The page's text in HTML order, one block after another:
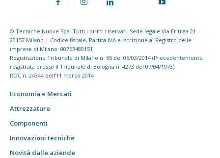
© Tecniche Nuove Spa. Tutti i diritti riservati. Sede legale Via Eritrea 21 -
20157 Milano | Codice fiscale, Partita IVA e Iscrizione al Registro delle
imprese di Milano: 00753480151
Registrazione Tribunale di Milano n. 65 del 05/03/2014 (Precedentemente
registrata presso il Tribunale di Bologna n. 4273 del 07/04/1973)
ROC n. 24344 dell'11 marzo 2014
Economia e Mercati
Attrezzature
Componenti
Innovazioni tecniche
Novità dalle aziende